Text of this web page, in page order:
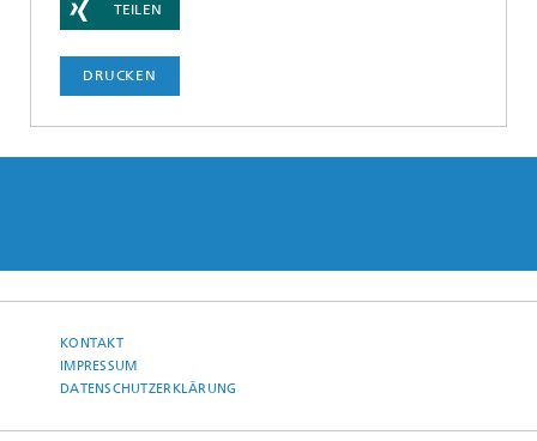
TEILEN
DRUCKEN
KONTAKT
IMPRESSUM
DATENSCHUTZERKLÄRUNG